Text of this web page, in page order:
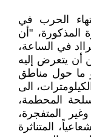
الحرب في
المذكورة، "أن
بلغت 270 ميلليرااد في الساعة،
يمكن أن يتعرض إليه
النووية"(12)، وهو ما حول مناطق
الى
المحطمة،
المتفجرة،
المتناثرة